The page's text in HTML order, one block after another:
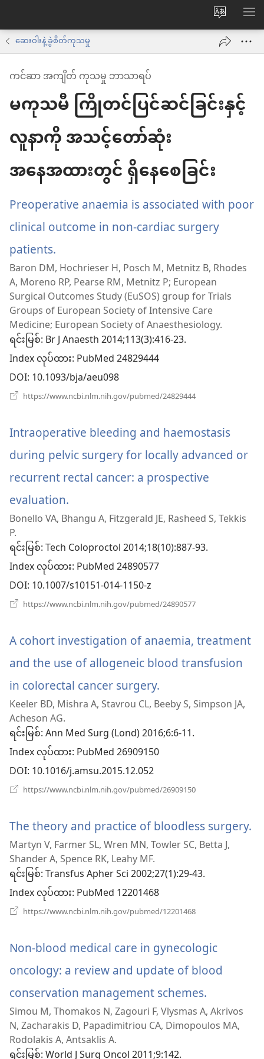
ဝ
က်
ဘာသာစ
ကို
ဆေးဝါးနဲ့ ခွဲစိတ်ကုသမှု
ကင်ဆာ အကျိတ် ကုသမှု ဘာသာရပ်
မကုသမီ ကြိုတင်ပြင်ဆင်ခြင်းနှင့်
လူနာကို အသင့်တော်ဆုံး
အနေအထားတွင် ရှိနေစေခြင်း
Preoperative anaemia is associated with poor
clinical outcome in non-cardiac surgery
patients.
အသစ်
ဖွ
င့်
နေ
ပါ
တယ်)
Baron DM, Hochrieser H, Posch M, Metnitz B, Rhodes
A, Moreno RP, Pearse RM, Metnitz P; European
Surgical Outcomes Study (EuSOS) group for Trials
Groups of European Society of Intensive Care
Medicine; European Society of Anaesthesiology.
ရင်းမြစ်‎: Br J Anaesth 2014;113(3):416-23.
Index လုပ်ထား‎: PubMed 24829444
DOI‎: 10.1093/bja/aeu098
https://www.ncbi.nlm.nih.gov/pubmed/24829444
နေ
တယ်)
Intraoperative bleeding and haemostasis
during pelvic surgery for locally advanced or
recurrent rectal cancer: a prospective
evaluation.
အသစ်
ဖွ
င့်
နေ
ပါ
တယ်)
Bonello VA, Bhangu A, Fitzgerald JE, Rasheed S, Tekkis
P.
ရင်းမြစ်‎: Tech Coloproctol 2014;18(10):887-93.
Index လုပ်ထား‎: PubMed 24890577
DOI‎: 10.1007/s10151-014-1150-z
https://www.ncbi.nlm.nih.gov/pubmed/24890577
င့်
နေ
တယ်)
A cohort investigation of anaemia, treatment
and the use of allogeneic blood transfusion
in colorectal cancer surgery.
အသစ်
ဖွ
ပါ
တယ်)
Keeler BD, Mishra A, Stavrou CL, Beeby S, Simpson JA,
Acheson AG.
ရင်းမြစ်‎: Ann Med Surg (Lond) 2016;6:6-11.
Index လုပ်ထား‎: PubMed 26909150
DOI‎: 10.1016/j.amsu.2015.12.052
https://www.ncbi.nlm.nih.gov/pubmed/26909150
နေ
ပါ
The theory and practice of bloodless surgery.
Martyn V, Farmer SL, Wren MN, Towler SC, Betta J,
Shander A, Spence RK, Leahy MF.
ရင်းမြစ်‎: Transfus Apher Sci 2002;27(1):29-43.
Index လုပ်ထား‎: PubMed 12201468
https://www.ncbi.nlm.nih.gov/pubmed/12201468
နေ
ပါ
တယ်)
Non-blood medical care in gynecologic
oncology: a review and update of blood
conservation management schemes.
အသစ်
Simou M, Thomakos N, Zagouri F, Vlysmas A, Akrivos
N, Zacharakis D, Papadimitriou CA, Dimopoulos MA,
Rodolakis A, Antsaklis A.
‎: World J Surg Oncol 2011;9:142.